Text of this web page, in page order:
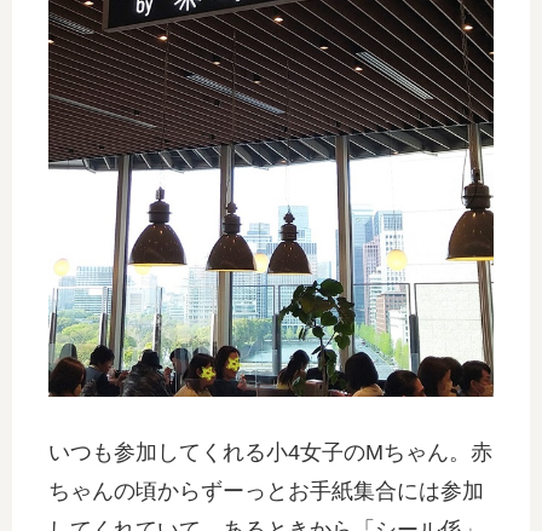
いつも参加してくれる小4女子のMちゃん。赤
ちゃんの頃からずーっとお手紙集合には参加